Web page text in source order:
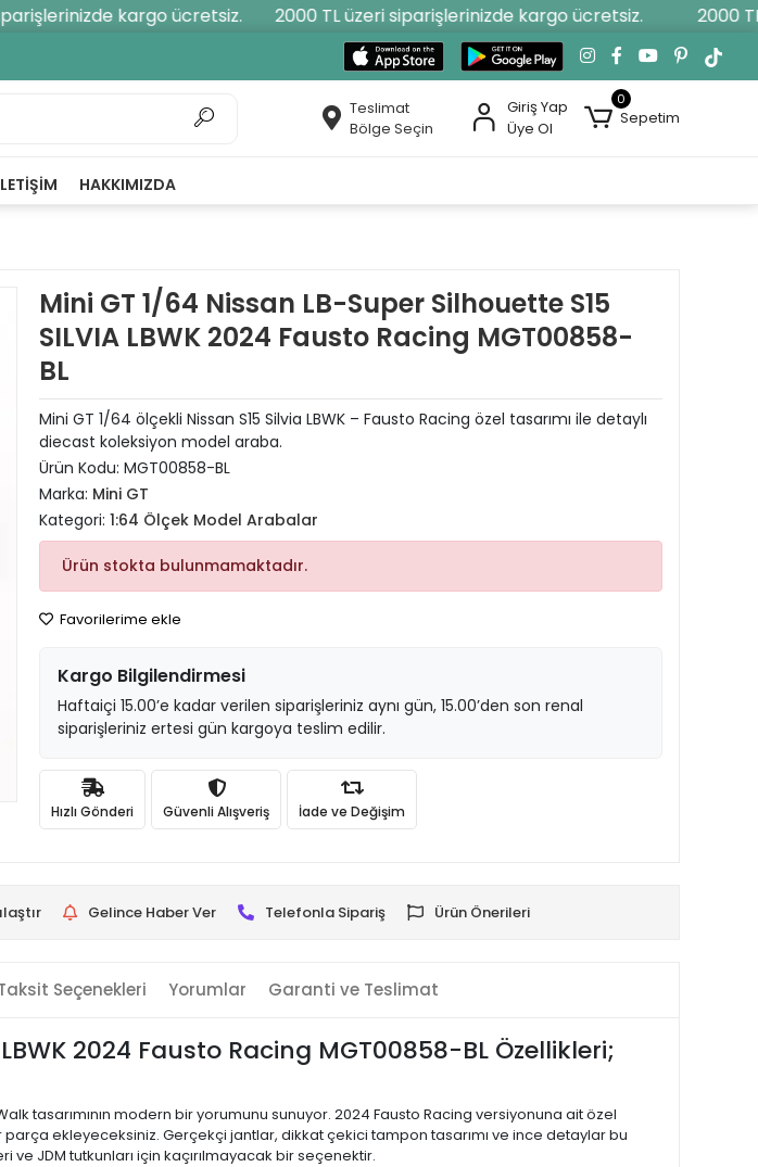
kargo ücretsiz. 2000 TL üzeri siparişlerinizde kargo ücretsiz. 2000
Teslimat
Bölge Seçin
Giriş Yap
Üye Ol
0
Sepetim
HAKKIMIZDA
Mini GT 1/64 Nissan LB-Super Silhouette S15
SILVIA LBWK 2024 Fausto Racing MGT00858-
BL
Mini GT 1/64 ölçekli Nissan S15 Silvia LBWK – Fausto Racing özel tasarımı ile detaylı
diecast koleksiyon model araba.
Ürün Kodu: MGT00858-BL
Marka: Mini GT
Kategori: 1:64 Ölçek Model Arabalar
Ürün stokta bulunmamaktadır.
Favorilerime ekle
Kargo Bilgilendirmesi
Haftaiçi 15.00’e kadar verilen siparişleriniz aynı gün, 15.00’den son renal
siparişleriniz ertesi gün kargoya teslim edilir.
Hızlı Gönderi Güvenli Alışveriş İade ve Değişim
Gelince Haber Ver Telefonla Sipariş Ürün Önerileri
Seçenekleri Yorumlar Garanti ve Teslimat
2024 Fausto Racing MGT00858-BL Özellikleri;
tasarımının modern bir yorumunu sunuyor. 2024 Fausto Racing versiyonuna ait özel
ekleyeceksiniz. Gerçekçi jantlar, dikkat çekici tampon tasarımı ve ince detaylar bu
JDM tutkunları için kaçırılmayacak bir seçenektir.